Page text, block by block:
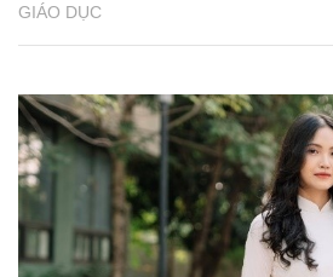
GIÁO DỤC